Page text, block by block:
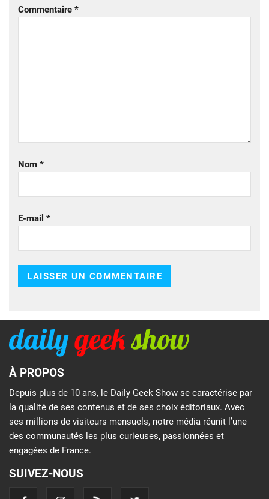
Commentaire *
Nom *
E-mail *
À PROPOS
Depuis plus de 10 ans, le Daily Geek Show se caractérise par
la qualité de ses contenus et de ses choix éditoriaux. Avec
ses millions de visiteurs mensuels, notre média réunit l’une
des communautés les plus curieuses, passionnées et
engagées de France.
SUIVEZ-NOUS